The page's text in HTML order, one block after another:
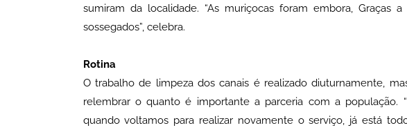
sumiram da localidade. “As muriçocas foram embora, Graças
sossegados”, celebra.
Rotina
O trabalho de limpeza dos canais é realizado diuturnamente,
relembrar o quanto é importante a parceria com a população.
quando voltamos para realizar novamente o serviço, já está